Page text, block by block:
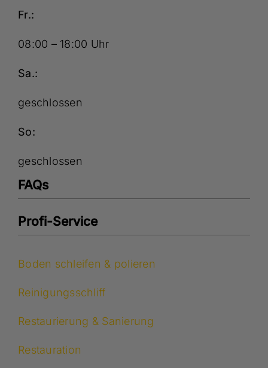
Fr.:
08:00 – 18:00 Uhr
Sa.:
geschlossen
So:
geschlossen
FAQs
Profi-Service
Boden schleifen & polieren
Reinigungsschliff
Restaurierung & Sanierung
Restauration